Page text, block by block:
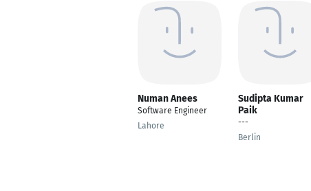
Numan Anees
Software Engineer
Lahore
Sudipta Kumar
Paik
---
Berlin